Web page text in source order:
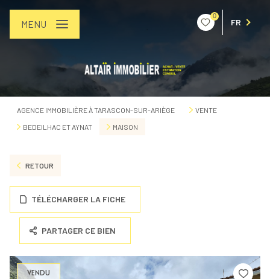
0
FR
MENU
AGENCE IMMOBILIÈRE À TARASCON-SUR-ARIÈGE
VENTE
BEDEILHAC ET AYNAT
MAISON
RETOUR
TÉLÉCHARGER LA FICHE
PARTAGER CE BIEN
VENDU